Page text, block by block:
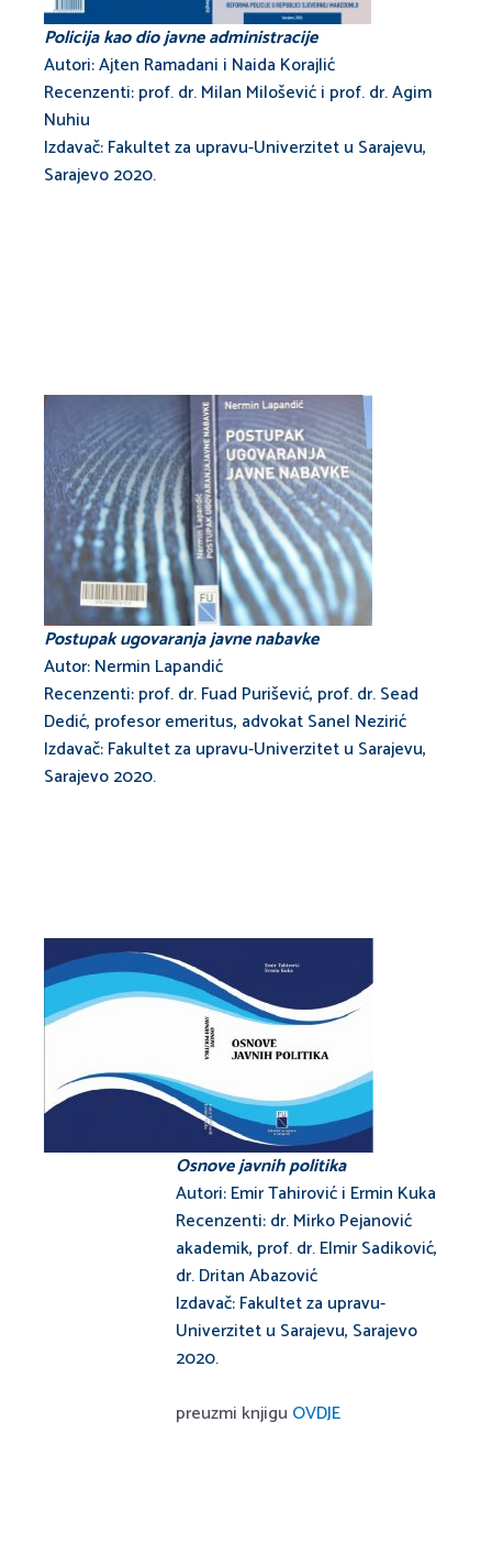
Policija kao dio javne administracije
Autori: Ajten Ramadani i Naida Korajlić
Recenzenti: prof. dr. Milan Milošević i prof. dr. Agim
Nuhiu
Izdavač: Fakultet za upravu-Univerzitet u Sarajevu,
Sarajevo 2020.
Postupak ugovaranja javne nabavke
Autor: Nermin Lapandić
Recenzenti: prof. dr. Fuad Purišević, prof. dr. Sead
Dedić, profesor emeritus, advokat Sanel Nezirić
Izdavač: Fakultet za upravu-Univerzitet u Sarajevu,
Sarajevo 2020.
Osnove javnih politika
Autori: Emir Tahirović i Ermin Kuka
Recenzenti: dr. Mirko Pejanović
akademik, prof. dr. Elmir Sadiković,
dr. Dritan Abazović
Izdavač: Fakultet za upravu-
Univerzitet u Sarajevu, Sarajevo
2020.
preuzmi knjigu OVDJE